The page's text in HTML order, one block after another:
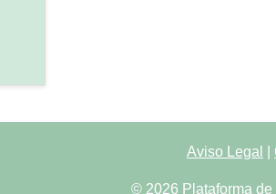
Aviso Legal
© 2026 Plataforma de